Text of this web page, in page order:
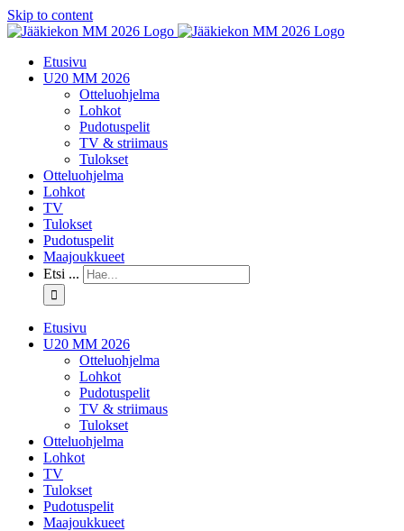
Skip to content
Etusivu
U20 MM 2026
Otteluohjelma
Lohkot
Pudotuspelit
TV & striimaus
Tulokset
Otteluohjelma
Lohkot
TV
Tulokset
Pudotuspelit
Maajoukkueet
Etsi ...
Etusivu
U20 MM 2026
Otteluohjelma
Lohkot
Pudotuspelit
TV & striimaus
Tulokset
Otteluohjelma
Lohkot
TV
Tulokset
Pudotuspelit
Maajoukkueet